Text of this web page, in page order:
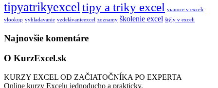
tipyatrikyexceltipy a triky excel vianoce v exceli
vlookup vyhladavanie vzdelávanieexcel zoznamy školenie excel štýly v exceli
Najnovšie komentáre
O KurzExcel.sk
KURZY EXCEL OD ZAČIATOČNÍKA PO EXPERTA
Online kurzy Excelu jednoducho a prakticky.